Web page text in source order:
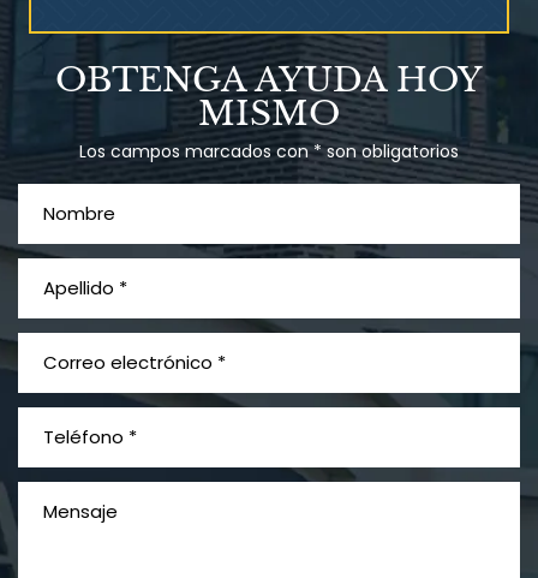
Talco en polvo
Ovary cancer
¿Qué es el mesotelioma?
OBTENGA AYUDA HOY
MISMO
Los campos marcados con * son obligatorios